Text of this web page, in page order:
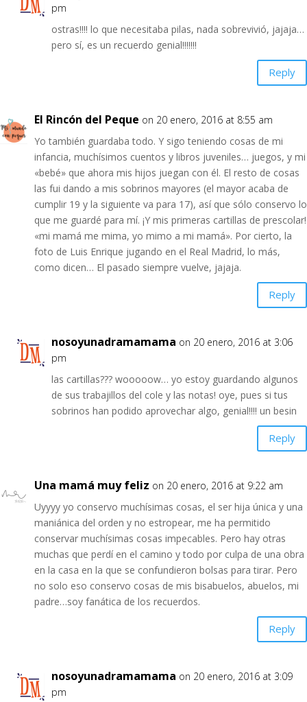
pm
ostras!!!! lo que necesitaba pilas, nada sobrevivió, jajaja…
pero sí, es un recuerdo genial!!!!!!!
Reply
El Rincón del Peque on 20 enero, 2016 at 8:55 am
Yo también guardaba todo. Y sigo teniendo cosas de mi
infancia, muchísimos cuentos y libros juveniles… juegos, y mi
«bebé» que ahora mis hijos juegan con él. El resto de cosas
las fui dando a mis sobrinos mayores (el mayor acaba de
cumplir 19 y la siguiente va para 17), así que sólo conservo lo
que me guardé para mí. ¡Y mis primeras cartillas de prescolar!
«mi mamá me mima, yo mimo a mi mamá». Por cierto, la
foto de Luis Enrique jugando en el Real Madrid, lo más,
como dicen… El pasado siempre vuelve, jajaja.
Reply
nosoyunadramamama on 20 enero, 2016 at 3:06
pm
las cartillas??? wooooow… yo estoy guardando algunos
de sus trabajillos del cole y las notas! oye, pues si tus
sobrinos han podido aprovechar algo, genial!!!! un besin
Reply
Una mamá muy feliz on 20 enero, 2016 at 9:22 am
Uyyyy yo conservo muchísimas cosas, el ser hija única y una
maniánica del orden y no estropear, me ha permitido
conservar muchísimas cosas impecables. Pero hay otras
muchas que perdí en el camino y todo por culpa de una obra
en la casa en la que se confundieron bolsas para tirar. Pero
no solo eso conservo cosas de mis bisabuelos, abuelos, mi
padre…soy fanática de los recuerdos.
Reply
nosoyunadramamama on 20 enero, 2016 at 3:09
pm